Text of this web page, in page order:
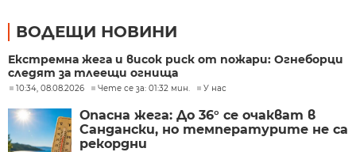
ВОДЕЩИ НОВИНИ
Екстремна жега и висок риск от пожари: Огнеборци
следят за тлеещи огнища
10:34, 08.08.2026 Чете се за: 01:32 мин. У нас
Опасна жега: До 36° се очакват в
Сандански, но температурите не са
рекордни